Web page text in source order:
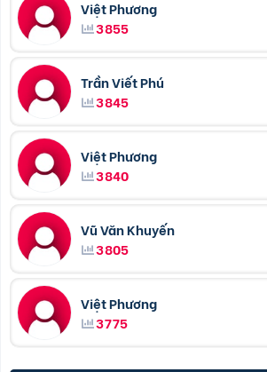
Việt Phương
3855
Trần Viết Phú
3845
Việt Phương
3840
Vũ Văn Khuyến
3805
Việt Phương
3775